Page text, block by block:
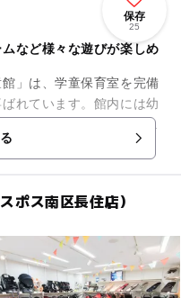
保存
25
など様々な遊びが楽しめ
」は、学童保育室を完備
れています。館内には幼
スケットや卓球が楽しめ
ス南区長住店）